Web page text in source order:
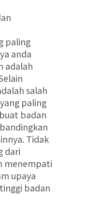
paling
anda
adalah
salah
paling
badan
Tidak
dari
menempati
upaya
badan